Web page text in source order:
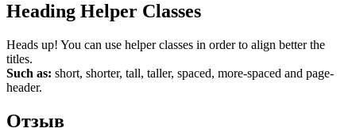
Heading Helper Classes
Heads up! You can use helper classes in order to align better the
titles.
Such as: short, shorter, tall, taller, spaced, more-spaced and page-
header.
Отзыв